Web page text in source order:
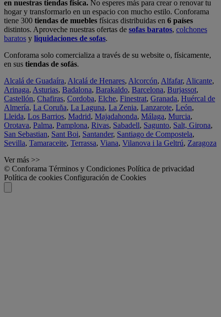
en nuestras tiendas física. No esperes más para crear o renovar tu
hogar y transformarlo en un espacio con mucho estilo. Conforama
tiene 300 tiendas de muebles físicas distribuidas en 6 países
distintos. Aproveche nuestras ofertas de sofas baratos, colchones
baratos y liquidaciones de sofas.
Conforama solo comercializa a través de su website o, físicamente,
en sus tiendas de sofás.
Alcalá de Guadaíra, Alcalá de Henares, Alcorcón, Alfafar, Alicante,
Arinaga, Asturias, Badalona, Barakaldo, Barcelona, Burjassot,
Castellón, Chafiras, Cordoba, Elche, Finestrat, Granada, Huércal de
Almería, La Coruña, La Laguna, La Zenia, Lanzarote, León,
Lleida, Los Barrios, Madrid, Majadahonda, Málaga, Murcia,
Orotava, Palma, Pamplona, Rivas, Sabadell, Sagunto, Salt, Girona,
San Sebastian, Sant Boi, Santander, Santiago de Compostela,
Sevilla, Tamaraceite, Terrassa, Viana, Vilanova i la Geltrú, Zaragoza
Ver más >>
© Conforama Términos y Condiciones Política de privacidad
Política de cookies Configuración de Cookies